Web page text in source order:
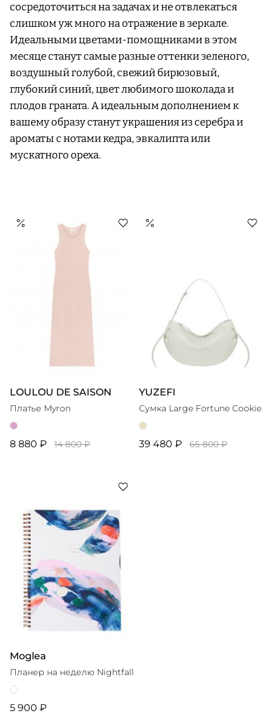
сосредоточиться на задачах и не отвлекаться
слишком уж много на отражение в зеркале.
Идеальными цветами-помощниками в этом
месяце станут самые разные оттенки зеленого,
воздушный голубой, свежий бирюзовый,
глубокий синий, цвет любимого шоколада и
плодов граната. А идеальным дополнением к
вашему образу станут украшения из серебра и
ароматы с нотами кедра, эвкалипта или
мускатного ореха.
LOULOU DE SAISON
Платье Myron
8 880 ₽ 14 800 ₽
YUZEFI
Сумка Large Fortune Cookie
39 480 ₽ 65 800 ₽
Moglea
Планер на неделю Nightfall
5 900 ₽